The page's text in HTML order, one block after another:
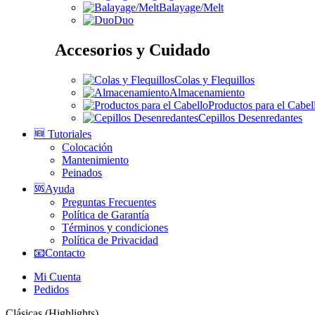
Balayage/Melt
Duo
Accesorios y Cuidado
Colas y Flequillos
Almacenamiento
Productos para el
Cepillos Desenredantes
🆕 Tutoriales
Colocación
Mantenimiento
Peinados
🆘Ayuda
Preguntas Frecuentes
Política de Garantía
Términos y condiciones
Política de Privacidad
📧Contacto
Mi Cuenta
Pedidos